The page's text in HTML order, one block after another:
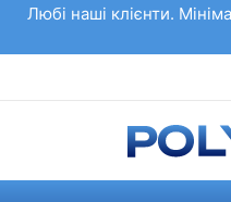
Любі наші клієнти.